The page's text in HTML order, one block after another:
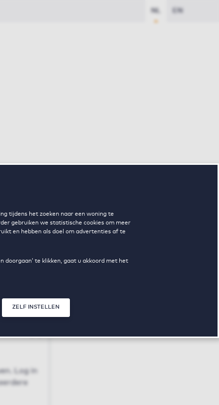
tijdens het zoeken naar een woning te
gebruiken we statistische cookies om meer
en hebben als doel om advertenties af te
doorgaan’ te klikken, gaat u akkoord met het
ZELF INSTELLEN
NL EN
Log in